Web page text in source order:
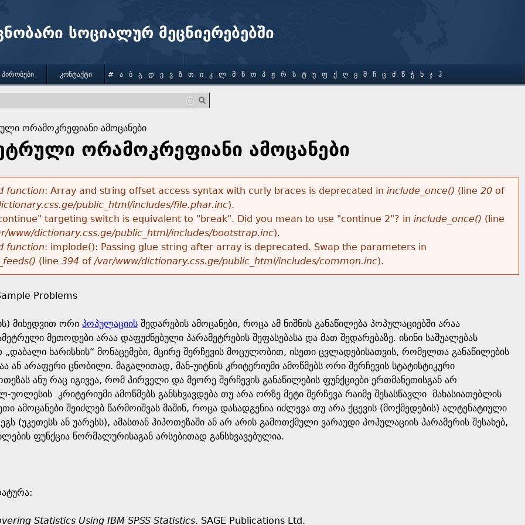
სოციალურ მეცნიერებებში
ორამოკრეფიანი ამოცანები
ორამოკრეფიანი ამოცანები
function: Array and string offset access syntax with curly braces is deprecated in include_once() (line 20of
public_html/includes/file.phar.inc).
targeting switch is equivalent to "break". Did you mean to use "continue 2"? in include_once() (line
www/dictionary.css.ge/public_html/includes/bootstrap.inc).
function: implode(): Passing glue string after array is deprecated. Swap the parameters in
(line 394 of/var/www/dictionary.css.ge/public_html/includes/common.inc).
Problems
მიხედვით ორი პოპულაციისშედარების ამოცანები, როცა ამ ნიშნის განაწილება პოპულაციებში არაა
მეთოდები არაა დაფუძნებული პარამეტრების შეფასებასა და მათ შედარებაზე. ისინი საშუალებას
„დაბალი ხარისხის“ მონაცემები, მცირე შერჩევის მოცულობით, ისეთი ცვლადებისათვის, რომელთა განაწილების
ან არაფერი ცნობილი. მაგალითად, მან-უიტნის კრიტერიუმი ამოწმებს ორი შერჩევის სტატისტიკური
ანუ რაც იგივეა, რომ პირველი და მეორე შერჩევის განაწილების ფუნქციები ერთმანეთისგან არ
უოლესის კრიტერიუმი ამოწმებს განსხვავდება თუ არა ორზე მეტი შერჩევა რაიმე შესასწავლი მახასიათებლის
ამოცანები შეიძლებ წარმოიშვას მაშინ, როცა დასადგენია იძლევა თუ არა ქცევის (მოქმედების) ალტენატიული
(უკეთესს ან უარესს), ამასთან ჰიპოთეზაში ან არ არის გამოთქმული ვარაუდი პოპულაციის პარამერის შესახებ,
ფუნქცია ნორმალურისაგან არსებითად განსხვავებულია.
Statistics Using IBM SPSS Statistics. SAGE Publications Ltd.
ᲞᲘᲠᲝᲑᲔᲑᲘ ᲙᲝᲜᲢᲐᲥᲢᲘ # Ა Ბ Გ Დ Ე Ვ Ზ Თ Ი Კ Ლ Მ Ნ Ო Პ Ჟ Რ Ს Ტ Უ Ფ Ქ Ღ Ყ Შ Ჩ Ც Ძ Წ Ჭ Ხ Ჯ Ჰ